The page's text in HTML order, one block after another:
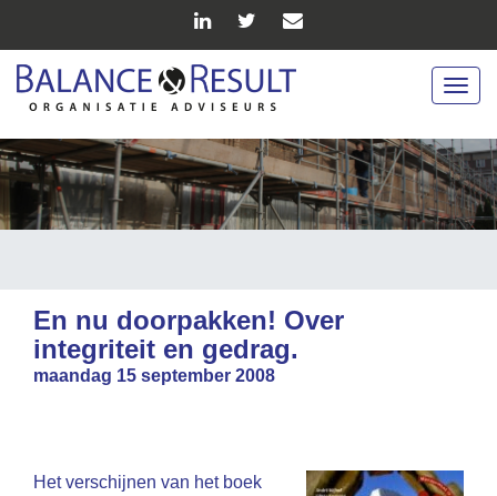
En nu doorpakken! Over
integriteit en gedrag.
maandag 15 september 2008
Het verschijnen van het boek